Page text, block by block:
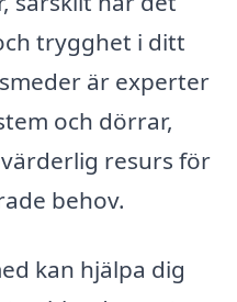
trygghet i ditt
är experter
och dörrar,
resurs för
behov.
kan hjälpa dig